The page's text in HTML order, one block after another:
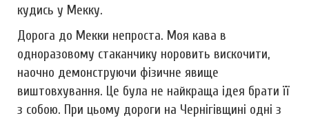
кудись у Мекку.
Дорога до Мекки непроста. Моя кава в
одноразовому стаканчику норовить вискочити,
наочно демонструючи фізичне явище
виштовхування. Це була не найкраща ідея брати її
з собою. При цьому дороги на Чернігівщині одні з